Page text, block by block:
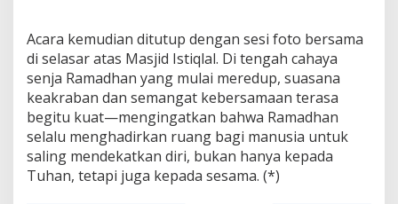
Acara kemudian ditutup dengan sesi foto bersama
di selasar atas Masjid Istiqlal. Di tengah cahaya
senja Ramadhan yang mulai meredup, suasana
keakraban dan semangat kebersamaan terasa
begitu kuat—mengingatkan bahwa Ramadhan
selalu menghadirkan ruang bagi manusia untuk
saling mendekatkan diri, bukan hanya kepada
Tuhan, tetapi juga kepada sesama. (*)